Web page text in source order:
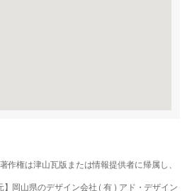
作権は津山瓦版または情報提供者に帰属し、
】岡山県のデザイン会社 ( 有 ) アド・デザイン